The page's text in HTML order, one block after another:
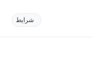
شرایط